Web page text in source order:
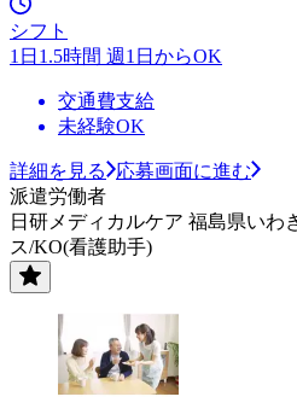
シフト
1日1.5時間 週1日からOK
交通費支給
未経験OK
詳細を見る
応募画面に進む
派遣労働者
日研メディカルケア 福島県いわ
ス/KO(看護助手)